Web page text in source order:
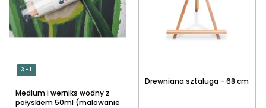
3 + 1
Medium i werniks wodny z
połyskiem 50ml (malowanie
Drewniana sztaluga - 68 cm